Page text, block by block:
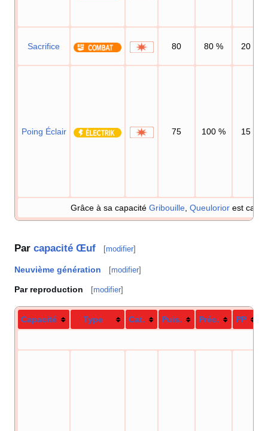
Sacrifice 80 80 % 20
Poing Éclair 75 100 % 15
Grâce à sa capacité Gribouille, Queulorior est
Par capacité Œuf [modifier]
Neuvième génération [modifier]
Par reproduction [modifier]
Capacité Type Cat. Puis. Préc. PP